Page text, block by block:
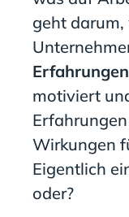
geht
Erfahrungen
motiviert
Wirkungen
Eigentlich
oder?